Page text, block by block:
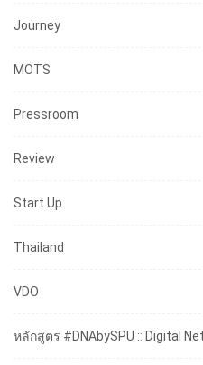
Journey
MOTS
Pressroom
Review
Start Up
Thailand
VDO
หลักสูตร #DNAbySPU :: Digital